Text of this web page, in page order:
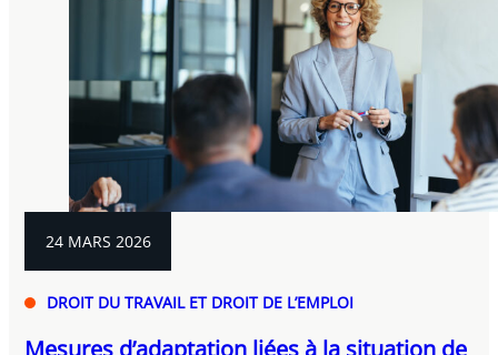
24 MARS 2026
DROIT DU TRAVAIL ET DROIT DE L’EMPLOI
Mesures d’adaptation liées à la situation de